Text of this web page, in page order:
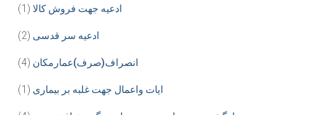
ادعیه جهت فروش کالا (1)
ادعیه سر قدسی (2)
انصراف(صرف)عمارمکان (4)
ایات واعمال جهت غلبه بر بیماری (1)